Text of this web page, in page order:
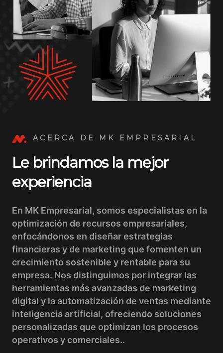
ACERCA DE MK EMPRESARIAL
Le brindamos la mejor
experiencia
En MK Empresarial, somos especialistas en la
optimización de recursos empresariales,
enfocándonos en diseñar estrategias
financieras y de marketing que fomenten un
crecimiento sostenible y rentable para su
empresa. Nos distinguimos por integrar las
herramientas más avanzadas de marketing
digital y la automatización de ventas mediante
inteligencia artificial, ofreciendo soluciones
personalizadas que optimizan los procesos
operativos y comerciales..